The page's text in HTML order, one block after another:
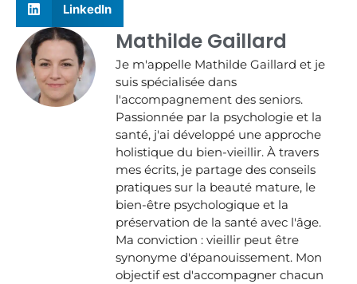
LinkedIn
Mathilde Gaillard
Je m'appelle Mathilde Gaillard et je
suis spécialisée dans
l'accompagnement des seniors.
Passionnée par la psychologie et la
santé, j'ai développé une approche
holistique du bien-vieillir. À travers
mes écrits, je partage des conseils
pratiques sur la beauté mature, le
bien-être psychologique et la
préservation de la santé avec l'âge.
Ma conviction : vieillir peut être
synonyme d'épanouissement. Mon
objectif est d'accompagner chacun